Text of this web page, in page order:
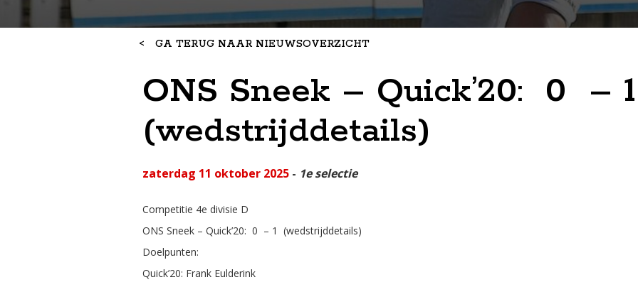
< GA TERUG NAAR NIEUWSOVERZICHT
ONS Sneek – Quick’20: 0 –
(wedstrijddetails)
zaterdag 11 oktober 2025- 1e selectie
Competitie 4e divisie D
ONS Sneek – Quick’20: 0 – 1 (wedstrijddetails)
Doelpunten:
Quick’20: Frank Eulderink